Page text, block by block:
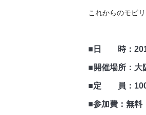
これからのモビ
■日 時：2019
■開催場所：
■定 員：
■参加費：無料